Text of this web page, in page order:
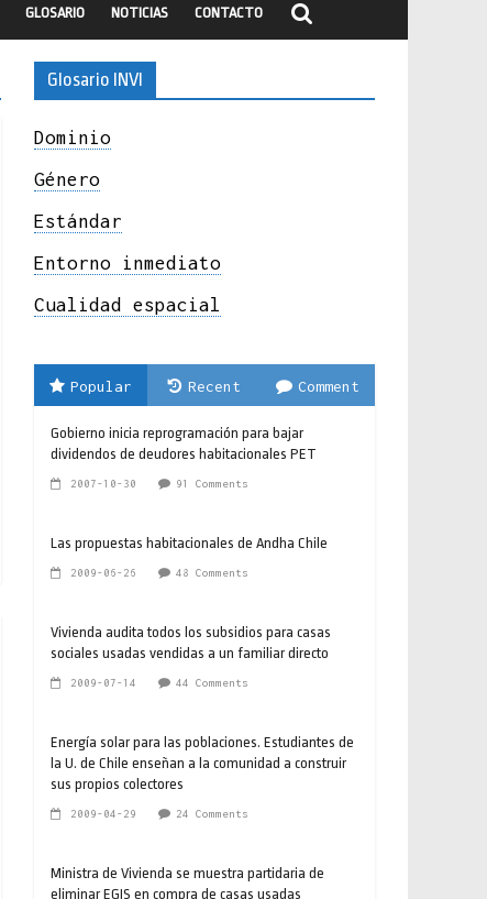
GLOSARIO NOTICIAS CONTACTO
Glosario INVI
Dominio
Género
Estándar
Entorno inmediato
Cualidad espacial
Popular Recent Comment
Gobierno inicia reprogramación para bajar
dividendos de deudores habitacionales PET
2007-10-30 91 Comments
Las propuestas habitacionales de Andha Chile
2009-06-26 48 Comments
Vivienda audita todos los subsidios para casas
sociales usadas vendidas a un familiar directo
2009-07-14 44 Comments
Energía solar para las poblaciones. Estudiantes de
la U. de Chile enseñan a la comunidad a construir
sus propios colectores
2009-04-29 24 Comments
Ministra de Vivienda se muestra partidaria de
eliminar EGIS en compra de casas usadas